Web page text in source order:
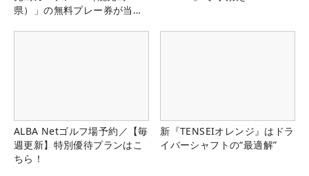
県）」の無料プレー券が当た
ALBA Netゴルフ場予約／【毎
週更新】特別優待プランはこ
ちら！
新『TENSEIオレンジ』はドラ
イバーシャフトの“最適解”